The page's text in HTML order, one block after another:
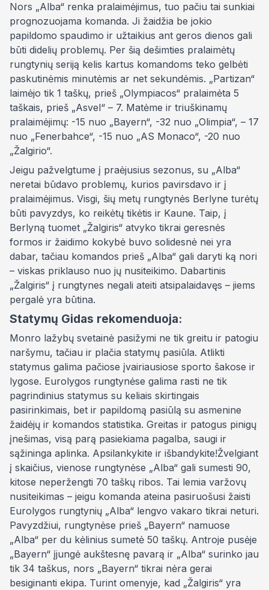
Nors „Alba“ renka pralaimėjimus, tuo pačiu tai sunkiai
prognozuojama komanda. Ji žaidžia be jokio
papildomo spaudimo ir užtaikius ant geros dienos gali
būti didelių problemų. Per šią dešimties pralaimėtų
rungtynių seriją kelis kartus komandoms teko gelbėti
paskutinėmis minutėmis ar net sekundėmis. „Partizan“
laimėjo tik 1 taškų, prieš „Olympiacos“ pralaimėta 5
taškais, prieš „Asvel“ – 7. Matėme ir triuškinamų
pralaimėjimų: -15 nuo „Bayern“, -32 nuo „Olimpia“, – 17
nuo „Fenerbahce“, -15 nuo „AS Monaco“, -20 nuo
„Žalgirio“.
Jeigu pažvelgtume į praėjusius sezonus, su „Alba“
neretai būdavo problemų, kurios pavirsdavo ir į
pralaimėjimus. Visgi, šių metų rungtynės Berlyne turėtų
būti pavyzdys, ko reikėtų tikėtis ir Kaune. Taip, į
Berlyną tuomet „Žalgiris“ atvyko tikrai geresnės
formos ir žaidimo kokybė buvo solidesnė nei yra
dabar, tačiau komandos prieš „Alba“ gali daryti ką nori
– viskas priklauso nuo jų nusiteikimo. Dabartinis
„Žalgiris“ į rungtynes negali ateiti atsipalaidavęs – jiems
pergalė yra būtina.
Statymų Gidas rekomenduoja:
Monro lažybų svetainė pasižymi ne tik greitu ir patogiu
naršymu, tačiau ir plačia statymų pasiūla. Atlikti
statymus galima pačiose įvairiausiose sporto šakose ir
lygose. Eurolygos rungtynėse galima rasti ne tik
pagrindinius statymus su keliais skirtingais
pasirinkimais, bet ir papildomą pasiūlą su asmenine
žaidėjų ir komandos statistika. Greitas ir patogus pinigų
įnešimas, visą parą pasiekiama pagalba, saugi ir
sąžininga aplinka. Apsilankykite ir išbandykite!Žvelgiant
į skaičius, vienose rungtynėse „Alba“ gali sumesti 90,
kitose neperžengti 70 taškų ribos. Tai lemia varžovų
nusiteikimas – jeigu komanda ateina pasiruošusi žaisti
Eurolygos rungtynių „Alba“ lengvo vakaro tikrai neturi.
Pavyzdžiui, rungtynėse prieš „Bayern“ namuose
„Alba“ per du kėlinius sumetė 50 taškų. Antroje pusėje
„Bayern“ įjungė aukštesnę pavarą ir „Alba“ surinko jau
tik 34 taškus, nors „Bayern“ tikrai nėra gerai
besiginanti ekipa. Turint omenyje, kad „Žalgiris“ yra